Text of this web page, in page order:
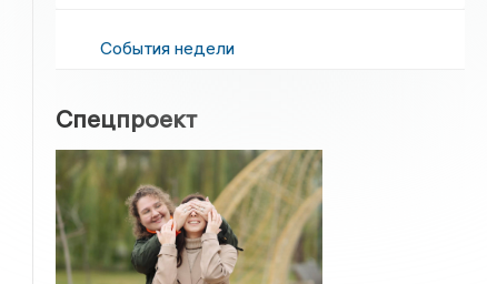
События недели
Спецпроект